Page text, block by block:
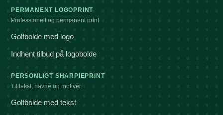
PERMANENT LOGOPRINT
Professionelt og permanent print
Golfbolde med logo
Indhent tilbud på logobolde
PERSONLIGT SHARPIEPRINT
Til tekst, navne og motiver
Golfbolde med tekst